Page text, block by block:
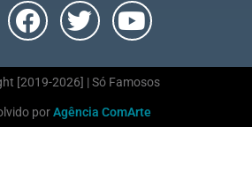
[2019-2026] | Só Famosos
porAgência ComArte